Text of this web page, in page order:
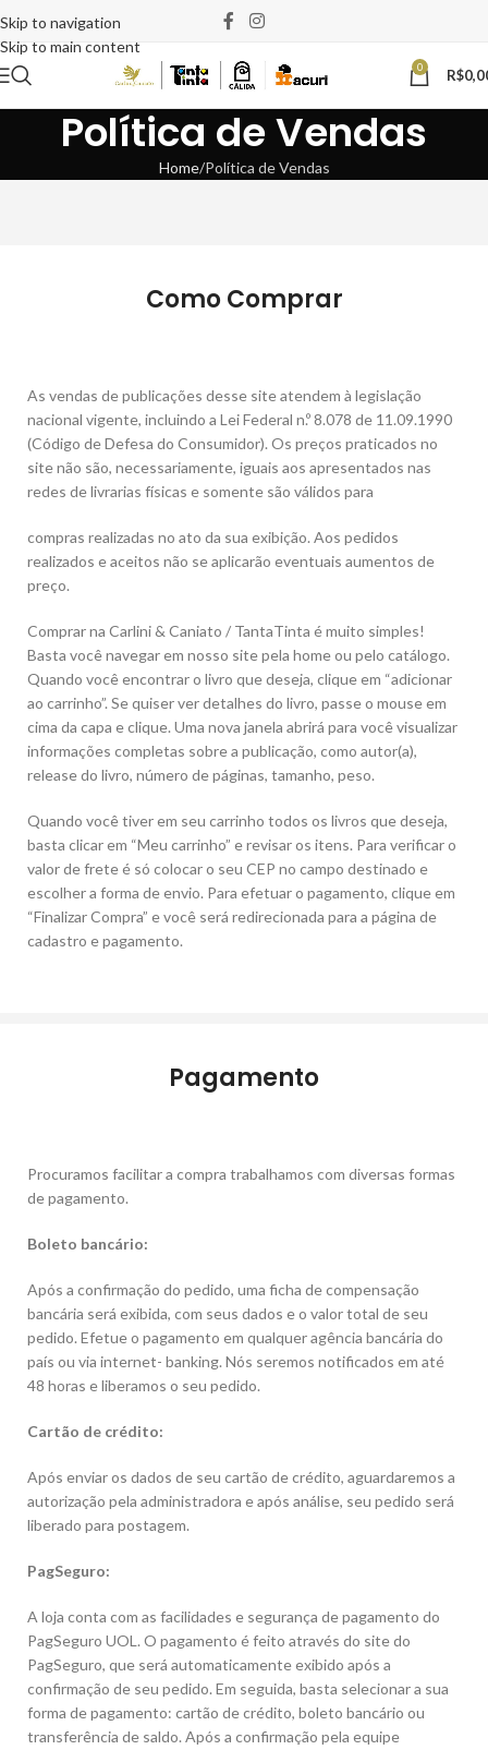
Skip to navigation
Skip to main content
0 R$
Política de Vendas
Home Política de Vendas
Como Comprar
As vendas de publicações desse site atendem à legislação
nacional vigente, incluindo a Lei Federal n.º 8.078 de 11.09.1990
(Código de Defesa do Consumidor). Os preços praticados no
site não são, necessariamente, iguais aos apresentados nas
redes de livrarias físicas e somente são válidos para
compras realizadas no ato da sua exibição. Aos pedidos
realizados e aceitos não se aplicarão eventuais aumentos de
preço.
Comprar na Carlini & Caniato / TantaTinta é muito simples!
Basta você navegar em nosso site pela home ou pelo catálogo.
Quando você encontrar o livro que deseja, clique em “adicionar
ao carrinho”. Se quiser ver detalhes do livro, passe o mouse em
cima da capa e clique. Uma nova janela abrirá para você visualizar
informações completas sobre a publicação, como autor(a),
release do livro, número de páginas, tamanho, peso.
Quando você tiver em seu carrinho todos os livros que deseja,
basta clicar em “Meu carrinho” e revisar os itens. Para verificar o
valor de frete é só colocar o seu CEP no campo destinado e
escolher a forma de envio. Para efetuar o pagamento, clique em
“Finalizar Compra” e você será redirecionada para a página de
cadastro e pagamento.
Pagamento
Procuramos facilitar a compra trabalhamos com diversas formas
de pagamento.
Boleto bancário:
Após a confirmação do pedido, uma ficha de compensação
bancária será exibida, com seus dados e o valor total de seu
pedido. Efetue o pagamento em qualquer agência bancária do
país ou via internet- banking. Nós seremos notificados em até
48 horas e liberamos o seu pedido.
Cartão de crédito:
Após enviar os dados de seu cartão de crédito, aguardaremos a
autorização pela administradora e após análise, seu pedido será
liberado para postagem.
PagSeguro:
A loja conta com as facilidades e segurança de pagamento do
PagSeguro UOL. O pagamento é feito através do site do
PagSeguro, que será automaticamente exibido após a
confirmação de seu pedido. Em seguida, basta selecionar a sua
forma de pagamento: cartão de crédito, boleto bancário ou
transferência de saldo. Após a confirmação pela equipe